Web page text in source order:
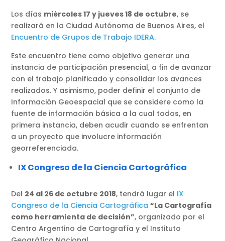
Los días miércoles 17 y jueves 18 de octubre, se
realizará en la Ciudad Autónoma de Buenos Aires, el
Encuentro de Grupos de Trabajo IDERA.
Este encuentro tiene como objetivo generar una
instancia de participación presencial, a fin de avanzar
con el trabajo planificado y consolidar los avances
realizados. Y asimismo, poder definir el conjunto de
Información Geoespacial que se considere como la
fuente de información básica a la cual todos, en
primera instancia, deben acudir cuando se enfrentan
a un proyecto que involucre información
georreferenciada.
IX Congreso de la Ciencia Cartográfica
Del 24 al 26 de octubre 2018, tendrá lugar el IX
Congreso de la Ciencia Cartográfica “La Cartografía
como herramienta de decisión”, organizado por el
Centro Argentino de Cartografía y el Instituto